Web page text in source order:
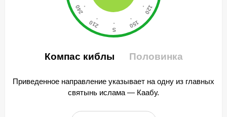
Компас киблы Половинка
Приведенное направление указывает на одну из главных
святынь ислама — Каабу.